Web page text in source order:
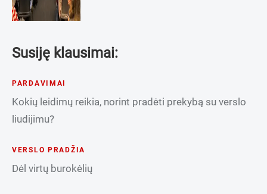
Susiję klausimai:
PARDAVIMAI
Kokių leidimų reikia, norint pradėti prekybą su verslo
liudijimu?
VERSLO PRADŽIA
Dėl virtų burokėlių